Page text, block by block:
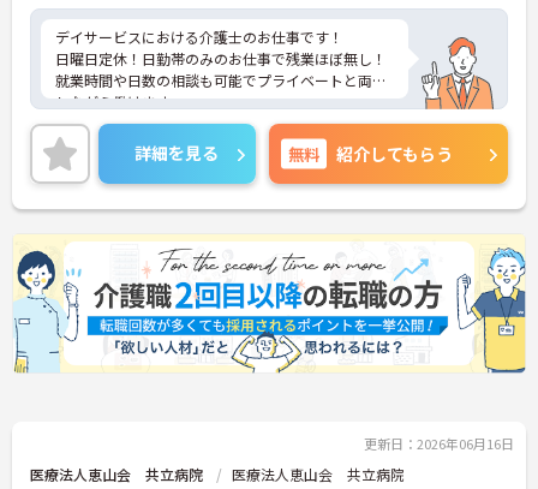
デイサービスにおける介護士のお仕事です！
日曜日定休！日勤帯のみのお仕事で残業ほぼ無し！
就業時間や日数の相談も可能でプライベートと両立
しながら働けます。
ご興味ある方には、面接のポイントなど、さらに詳
細をお話致しますのでお気軽にご相談ください。
詳細を見る 無料 紹介してもらう
更新日：2026年06月16日
医療法人恵山会 共立病院 医療法人恵山会 共立病院